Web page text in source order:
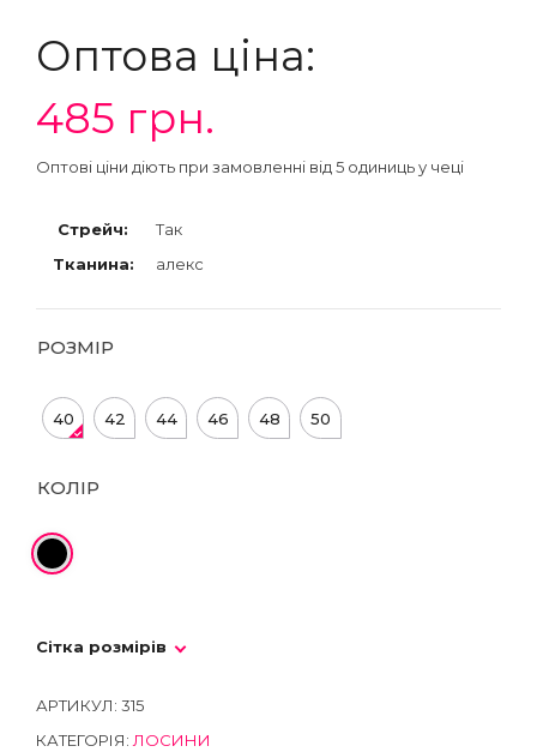
Оптова ціна:
485 грн.
Оптові ціни діють при замовленні від 5 одиниць у чеці
Стрейч:
Так
Тканина:
алекс
РОЗМІР
40 42 44 46 48 50
КОЛІР
Сітка розмірів
АРТИКУЛ: 315
КАТЕГОРІЯ: ЛОСИНИ